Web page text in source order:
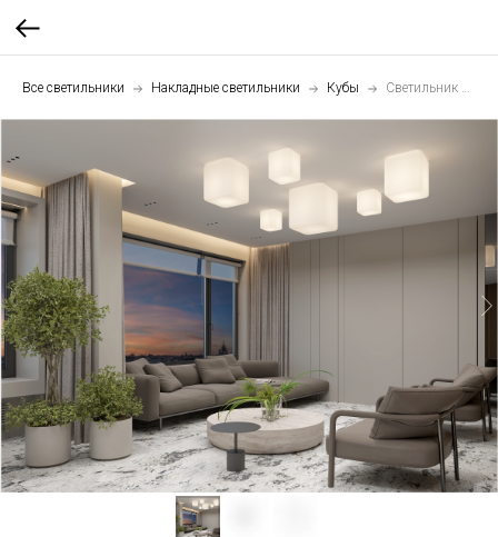
Все светильники Накладные светильники Кубы